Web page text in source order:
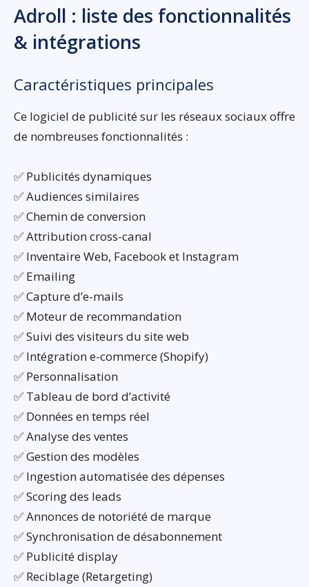
Adroll : liste des fonctionnalités
& intégrations
Caractéristiques principales
Ce logiciel de publicité sur les réseaux sociaux offre
de nombreuses fonctionnalités :
✅ Publicités dynamiques
✅ Audiences similaires
✅ Chemin de conversion
✅ Attribution cross-canal
✅ Inventaire Web, Facebook et Instagram
✅ Emailing
✅ Capture d’e-mails
✅ Moteur de recommandation
✅ Suivi des visiteurs du site web
✅ Intégration e-commerce (Shopify)
✅ Personnalisation
✅ Tableau de bord d’activité
✅ Données en temps réel
✅ Analyse des ventes
✅ Gestion des modèles
✅ Ingestion automatisée des dépenses
✅ Scoring des leads
✅ Annonces de notoriété de marque
✅ Synchronisation de désabonnement
✅ Publicité display
✅ Reciblage (Retargeting)